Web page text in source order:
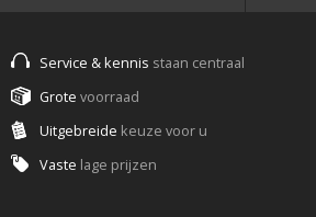
Service & kennis staan centraal
Grote voorraad
Uitgebreide keuze voor u
Vaste lage prijzen